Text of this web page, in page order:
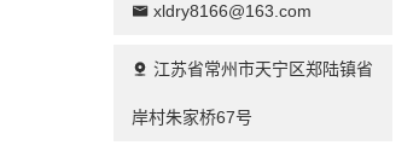
xldry8166@163.com
江苏省常州市天宁区郑陆镇省
岸村朱家桥67号